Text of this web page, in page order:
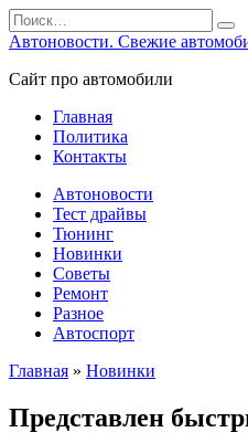
Перейти
к
Search
for:
Автоновости. Свежие
Сайт про автомобили
Главная
Политика
Контакты
Автоновости
Тест драйвы
Тюнинг
Новинки
Советы
Ремонт
Разное
Автоспорт
Главная » Новинки
Представлен